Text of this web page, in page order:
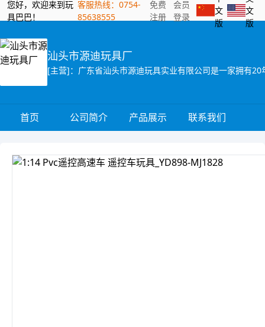
您好，欢迎来到玩
具巴巴！
客服热线：0754-
85638555
免费
注册
会员
登录
文
版
文
版
汕头市源迪玩具厂
首页 公司简介 产品展示 联系我们